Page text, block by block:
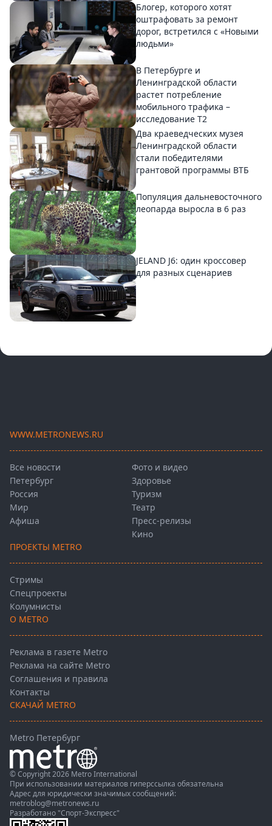
Блогер, которого хотят
оштрафовать за ремонт
дорог, встретился с «Новыми
людьми»
В Петербурге и
Ленинградской области
растет потребление
мобильного трафика –
исследование T2
Два краеведческих музея
Ленинградской области
стали победителями
грантовой программы ВТБ
Популяция дальневосточного
леопарда выросла в 6 раз
JELAND J6: один кроссовер
для разных сценариев
WWW.METRONEWS.RU
Все новости
Петербург
Россия
Мир
Афиша
Фото и видео
Здоровье
Туризм
Театр
Пресс-релизы
Кино
ПРОЕКТЫ METRO
Стримы
Спецпроекты
Колумнисты
О METRO
Реклама в газете Metro
Реклама на сайте Metro
Соглашения и правила
Контакты
СКАЧАЙ METRO
Metro Петербург
© Copyright 2026 Metro International
При использовании материалов гиперссылка обязательна
Адрес для юридически значимых сообщений:
metroblog@metronews.ru
Разработано "Спорт-Экспресс"